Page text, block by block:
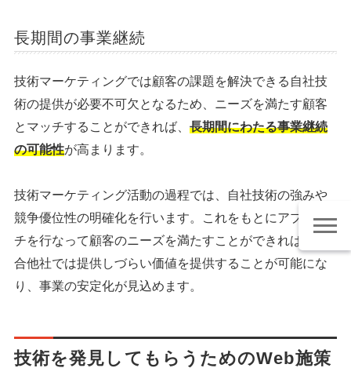
長期間の事業継続
技術マーケティングでは顧客の課題を解決できる自社技
術の提供が必要不可欠となるため、ニーズを満たす顧客
とマッチすることができれば、 長期間にわたる事業継続
の可能性が高まります。
技術マーケティング活動の過程では、自社技術の強みや
競争優位性の明確化を行います。これをもとにアプロー
チを行なって顧客のニーズを満たすことができれば、競
合他社では提供しづらい価値を提供することが可能にな
り、事業の安定化が見込めます。
技術を発見してもらうためのWeb施策